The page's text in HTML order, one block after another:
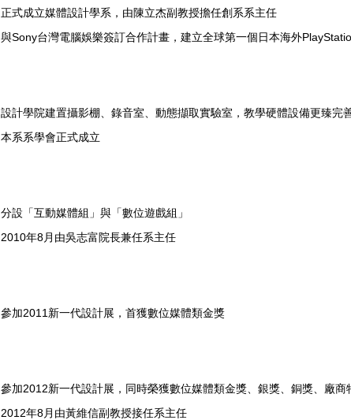
正式成立媒體設計學系，由陳立杰副教授擔任創系系主任
與Sony台灣電腦娛樂簽訂合作計畫，建立全球第一個日本海外
設計學院建置攝影棚、錄音室、動態擷取實驗室，教學硬體設備更臻完
本系系學會正式成立
分設「互動媒體組」與「數位遊戲組」
2010年8月由吳志富院長兼任系主任
參加2011新一代設計展，首獲數位媒體類金獎
參加2012新一代設計展，同時榮獲數位媒體類金獎、銀獎、銅獎、廠
2012年8月由黃維信副教授接任系主任